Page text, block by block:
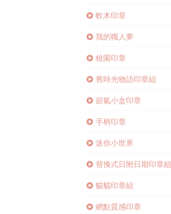
軟木印章
我的職人夢
校園印章
舊時光物語印章組
節氣小盒印章
手柄印章
迷你小世界
替換式日附日期印章組
貓貓印章組
網點質感印章